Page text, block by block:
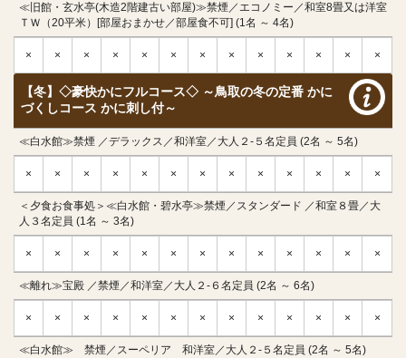
≪旧館・玄水亭(木造2階建古い部屋)≫禁煙／エコノミー／和室8畳又は洋室
ＴＷ（20平米）[部屋おまかせ／部屋食不可] (1名 ～ 4名)
× × × × × × × × × × × × ×
【冬】◇豪快かにフルコース◇ ～鳥取の冬の定番 かに
づくしコース かに刺し付～
≪白水館≫禁煙 ／デラックス／和洋室／大人２-５名定員 (2名 ～ 5名)
× × × × × × × × × × × × ×
＜夕食お食事処＞≪白水館・碧水亭≫禁煙／スタンダード ／和室８畳／大
人３名定員 (1名 ～ 3名)
× × × × × × × × × × × × ×
≪離れ≫宝殿 ／禁煙／和洋室／大人２-６名定員 (2名 ～ 6名)
× × × × × × × × × × × × ×
≪白水館≫ 禁煙／スーペリア 和洋室／大人２-５名定員 (2名 ～ 5名)